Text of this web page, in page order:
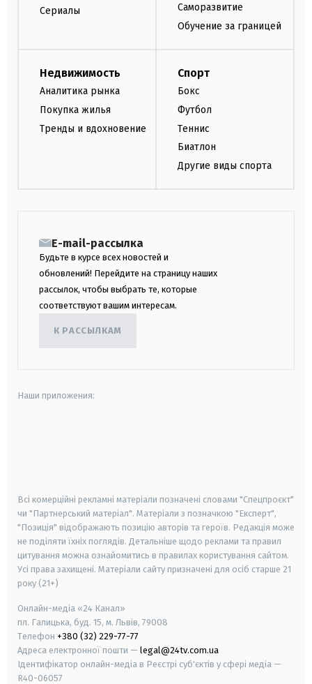
Сериалы
Саморазвитие
Обучение за границей
Недвижимость
Аналитика рынка
Покупка жилья
Тренды и вдохновение
Спорт
Бокс
Футбол
Теннис
Биатлон
Другие виды спорта
E-mail-рассылка
Будьте в курсе всех новостей и
обновлений! Перейдите на страницу наших
рассылок, чтобы выбрать те, которые
соответствуют вашим интересам.
К РАССЫЛКАМ
Наши приложения:
Всі комерційні рекламні матеріали позначені словами "Спецпроєкт"
чи "Партнерський матеріал". Матеріали з позначкою "Експерт",
"Позиція" відображають позицію авторів та героїв. Редакція може
не поділяти їхніх поглядів. Детальніше щодо реклами та правил
цитування можна ознайомитись в правилах користування сайтом.
Усі права захищені. Матеріали сайту призначені для осіб старше 21
року (21+)
Онлайн-медіа «24 Канал»
пл. Галицька, буд. 15, м. Львів, 79008
Телефон +380 (32) 229-77-77
Адреса електронної пошти — legal@24tv.com.ua
Ідентифікатор онлайн-медіа в Реєстрі суб'єктів у сфері медіа —
R40-06057